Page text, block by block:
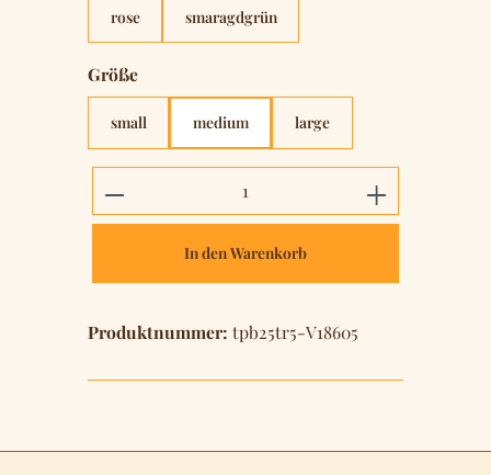
rose smaragdgrün
Größeauswählen
small medium large
Produkt Anzahl: Gib den
In den Warenkorb
Produktnummer: tpb25tr5-V18605